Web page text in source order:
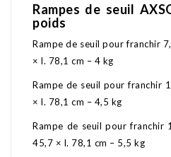
Rampes de seuil
poids
Rampe de seuil pour franchir
× l. 78,1 cm – 4 kg
Rampe de seuil pour franchir
× l. 78,1 cm – 4,5 kg
Rampe de seuil pour franchir
45,7 × l. 78,1 cm – 5,5 kg